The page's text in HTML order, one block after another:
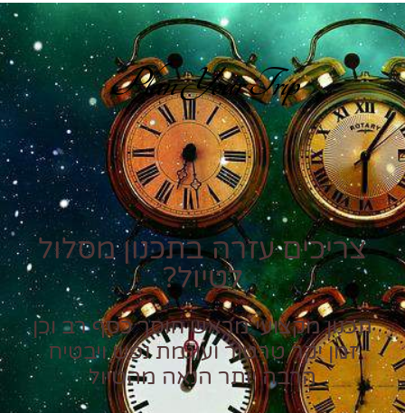
Plan Your Trip
צריכים עזרה בתכנון מסלול
לטיול?
תכנון מקצועי מראש חוסך כסף רב וכן
זמן יקר טרטור ועוגמת נפש ויבטיח
הרבה יותר הנאה מהטיול